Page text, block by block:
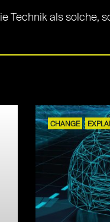
Technik als solche,
CHANGE